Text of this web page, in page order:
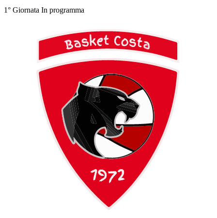
1° Giornata In programma